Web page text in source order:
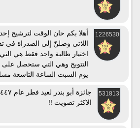
1226530
أهلا بكم حان الوقت لترشيح
اللاتي وصلنّ إلى الصدراة في
اختيار طالبة واحد فقط هي
التتويج وهي التي ستحصل
يوم السبت الساعة التاسعة
531813
الاكثر تصويت !!